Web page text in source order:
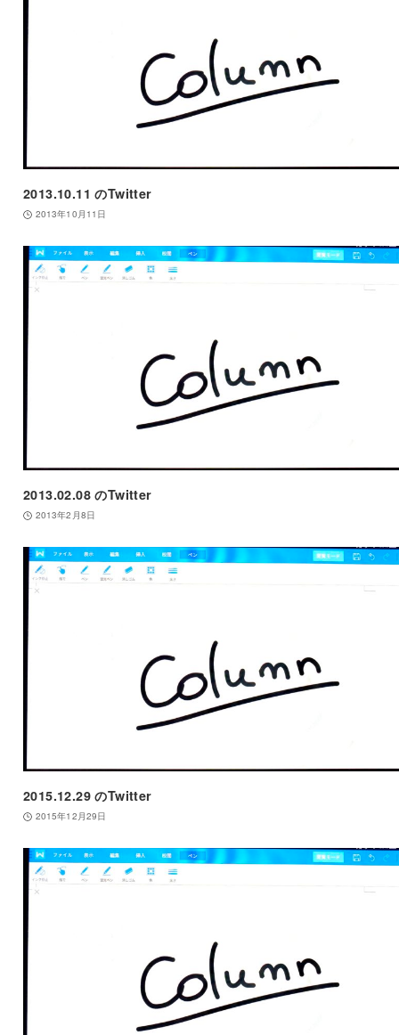
2013.10.11 のTwitter
2013年10月11日
2013.02.08 のTwitter
2013年2月8日
2015.12.29 のTwitter
2015年12月29日